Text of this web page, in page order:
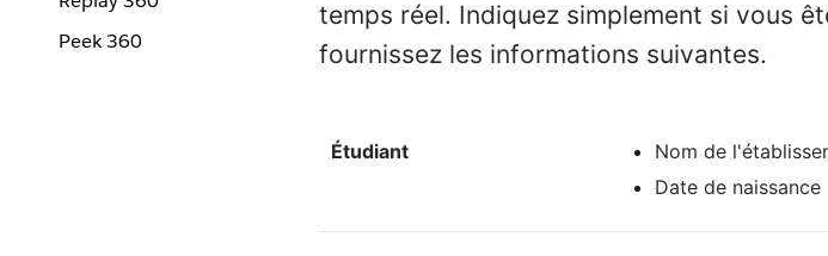
Peek 360
temps réel. Indiquez simplement si vous
fournissez les informations suivantes.
Étudiant
Nom de
Date de naissance